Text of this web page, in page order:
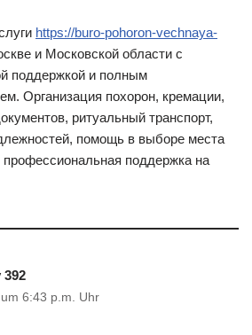
https://buro-pohoron-vechnaya-
и Московской области с
поддержкой и полным
Организация похорон, кремации,
ритуальный транспорт,
помощь в выборе места
профессиональная поддержка на
392
6:43 p.m. Uhr